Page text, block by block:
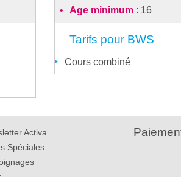
Age minimum : 16
Tarifs pour BWS
Cours combiné
Activa
Spéciales